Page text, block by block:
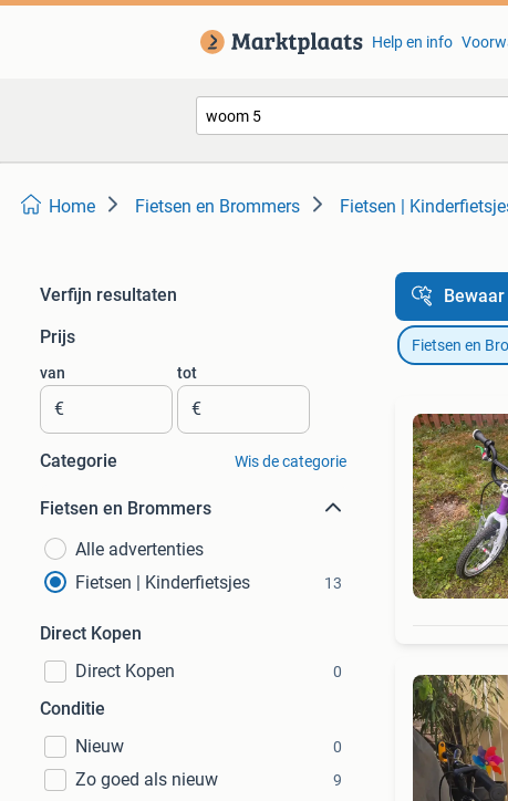
Help en info
Home Fietsen en Brommers Fietsen |
Verfijn resultaten
Prijs
van
€
tot
€
Categorie Wis de categorie
Fietsen en Brommers
Alle advertenties
Fietsen | Kinderfietsjes
13
Direct Kopen
Direct Kopen
0
Conditie
Nieuw
0
Zo goed als nieuw 9
Fietsen en